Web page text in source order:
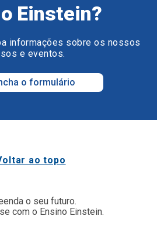
Einstein?
informações sobre os nossos
e eventos.
o formulário
ao topo
o seu futuro.
com o Ensino Einstein.